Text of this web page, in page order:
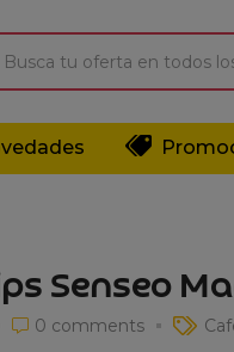
Senseo
0 comments